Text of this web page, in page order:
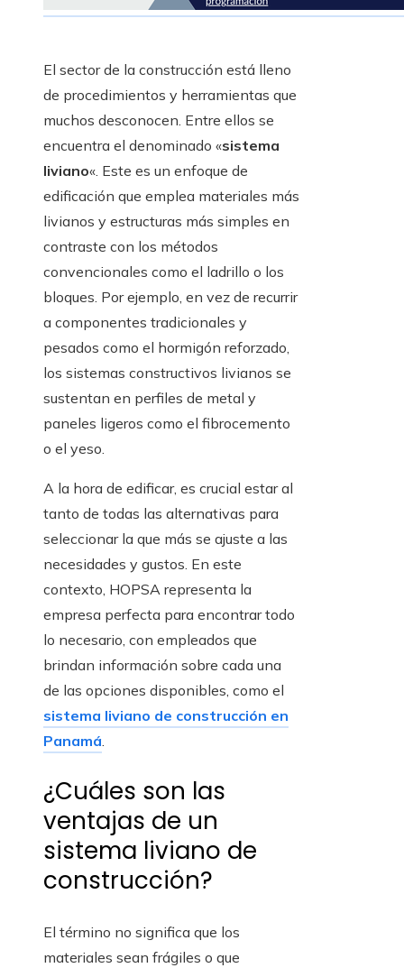
El sector de la construcción está lleno
de procedimientos y herramientas que
muchos desconocen. Entre ellos se
encuentra el denominado «sistema
liviano«. Este es un enfoque de
edificación que emplea materiales más
livianos y estructuras más simples en
contraste con los métodos
convencionales como el ladrillo o los
bloques. Por ejemplo, en vez de recurrir
a componentes tradicionales y
pesados como el hormigón reforzado,
los sistemas constructivos livianos se
sustentan en perfiles de metal y
paneles ligeros como el fibrocemento
o el yeso.
A la hora de edificar, es crucial estar al
tanto de todas las alternativas para
seleccionar la que más se ajuste a las
necesidades y gustos. En este
contexto, HOPSA representa la
empresa perfecta para encontrar todo
lo necesario, con empleados que
brindan información sobre cada una
de las opciones disponibles, como el
sistema liviano de construcción en
Panamá.
¿Cuáles son las
ventajas de un
sistema liviano de
construcción?
El término no significa que los
materiales sean frágiles o que